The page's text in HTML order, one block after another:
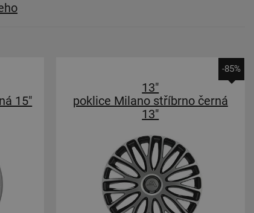
15"
-85%
13"
poklice Milano stříbrno černá
13"